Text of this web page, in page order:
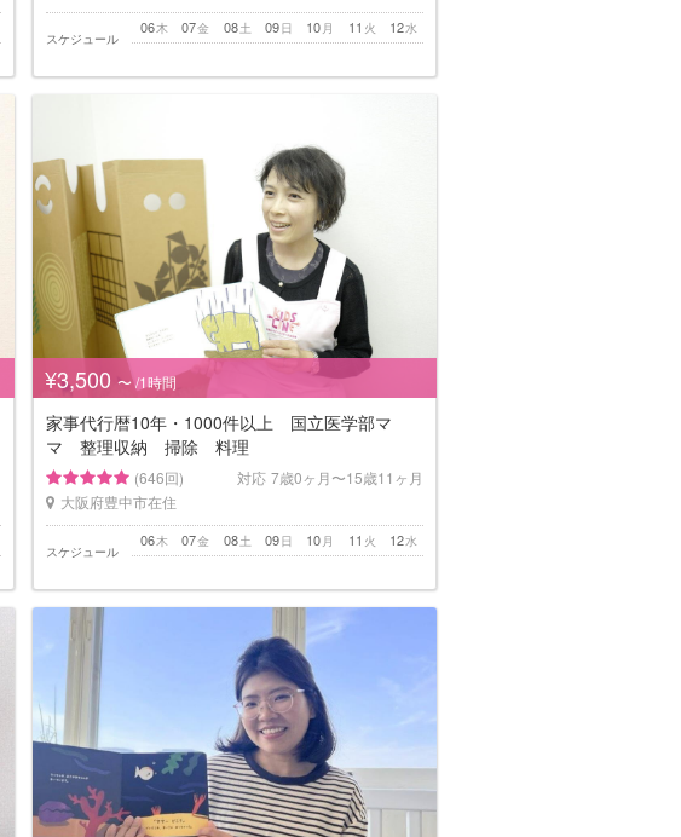
スケジュール
木
06 金
07 土
08 日
09 月
10 火
11 水
12
¥3,500 〜 /1時間
家事代行暦10年・1000件以上 国立医学部マ
マ 整理収納 掃除 料理
(646回) 対応 7歳0ヶ月〜15歳11ヶ月
大阪府豊中市在住
スケジュール
木
06 金
07 土
08 日
09 月
10 火
11 水
12